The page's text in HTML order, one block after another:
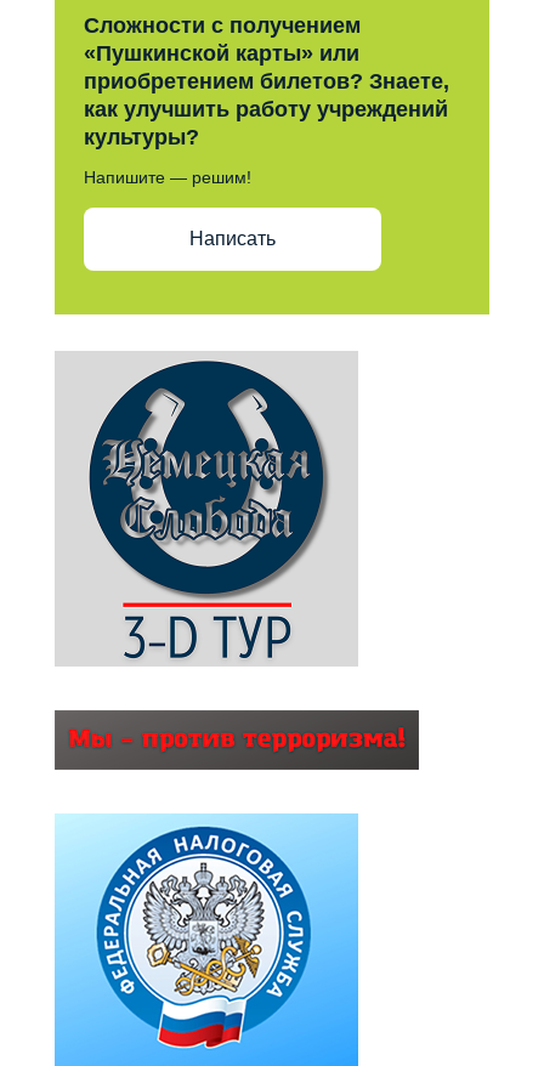
Сложности с получением
«Пушкинской карты» или
приобретением билетов? Знаете,
как улучшить работу учреждений
культуры?
Напишите — решим!
Написать